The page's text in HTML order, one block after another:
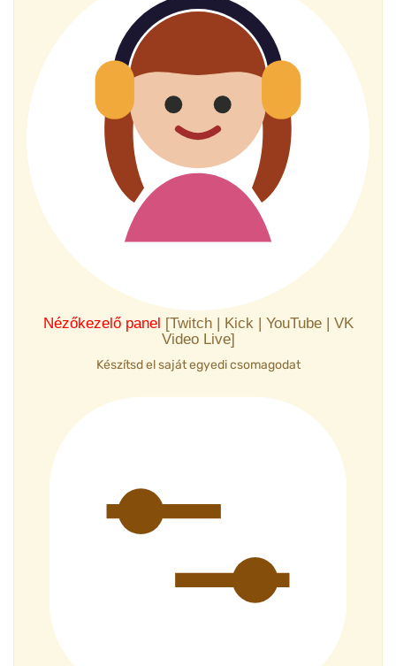
Nézőkezelő panel [Twitch | Kick | YouTube | VK
Video Live]
Készítsd el saját egyedi csomagodat